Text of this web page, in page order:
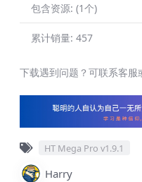
包含资源: (1个)
累计销量: 457
下载遇到问题？可联系客服
HT Mega Pro v1.9.1
Harry